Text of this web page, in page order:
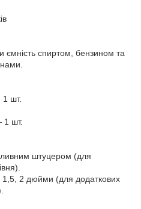
спиртом, бензином та
1 шт.
1 шт.
штуцером (для
2 дюйми (для додаткових